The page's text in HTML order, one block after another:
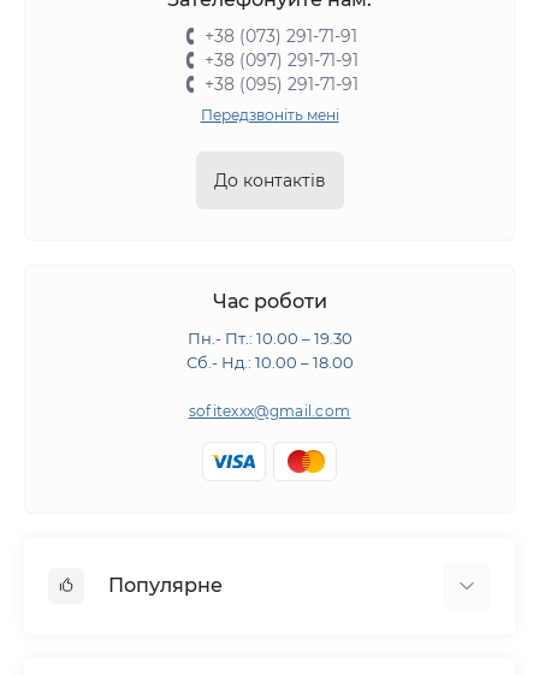
+38 (073) 291-71-91
+38 (097) 291-71-91
+38 (095) 291-71-91
Передзвоніть мені
До контактів
Час роботи
Пн.- Пт.: 10.00 – 19.30
Сб.- Нд.: 10.00 – 18.00
sofitexxx@gmail.com
Популярне